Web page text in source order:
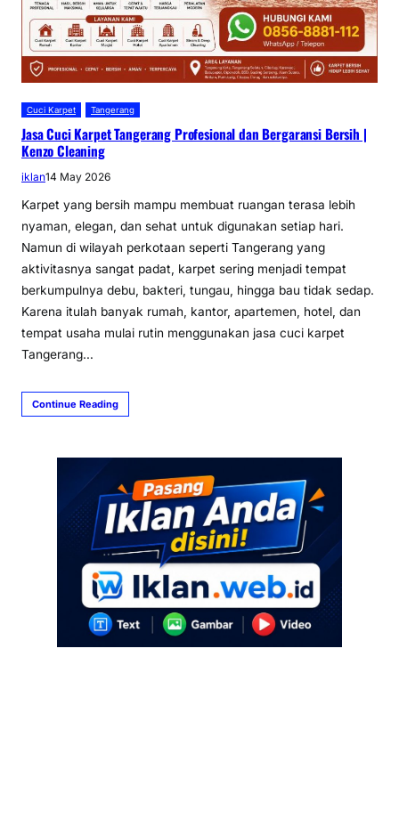
Cuci Karpet Tangerang
Jasa Cuci Karpet Tangerang Profesional dan Bergaransi Bersih |
Kenzo Cleaning
iklan14 May 2026
Karpet yang bersih mampu membuat ruangan terasa lebih
nyaman, elegan, dan sehat untuk digunakan setiap hari.
Namun di wilayah perkotaan seperti Tangerang yang
aktivitasnya sangat padat, karpet sering menjadi tempat
berkumpulnya debu, bakteri, tungau, hingga bau tidak sedap.
Karena itulah banyak rumah, kantor, apartemen, hotel, dan
tempat usaha mulai rutin menggunakan jasa cuci karpet
Tangerang…
Continue Reading